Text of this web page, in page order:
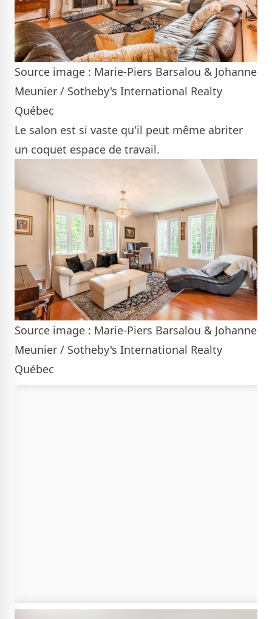
Source image : Marie-Piers Barsalou & Johanne
Meunier / Sotheby's International Realty
Québec
Le salon est si vaste qu'il peut même abriter
un coquet espace de travail.
Source image : Marie-Piers Barsalou & Johanne
Meunier / Sotheby's International Realty
Québec